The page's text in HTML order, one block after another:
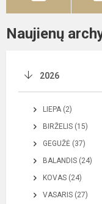
Naujienų
2026
LIEPA (2)
BIRŽELIS (15)
GEGUŽĖ (37)
BALANDIS (24)
KOVAS (24)
VASARIS (27)